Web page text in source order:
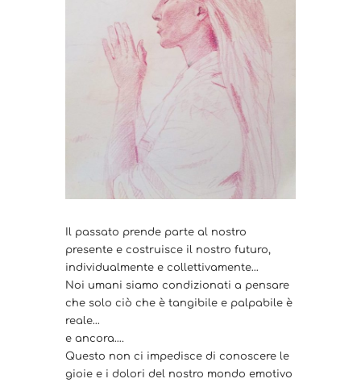
Il passato prende parte al nostro
presente e costruisce il nostro futuro,
individualmente e collettivamente…
Noi umani siamo condizionati a pensare
che solo ciò che è tangibile e palpabile è
reale…
e ancora….
Questo non ci impedisce di conoscere le
gioie e i dolori del nostro mondo emotivo